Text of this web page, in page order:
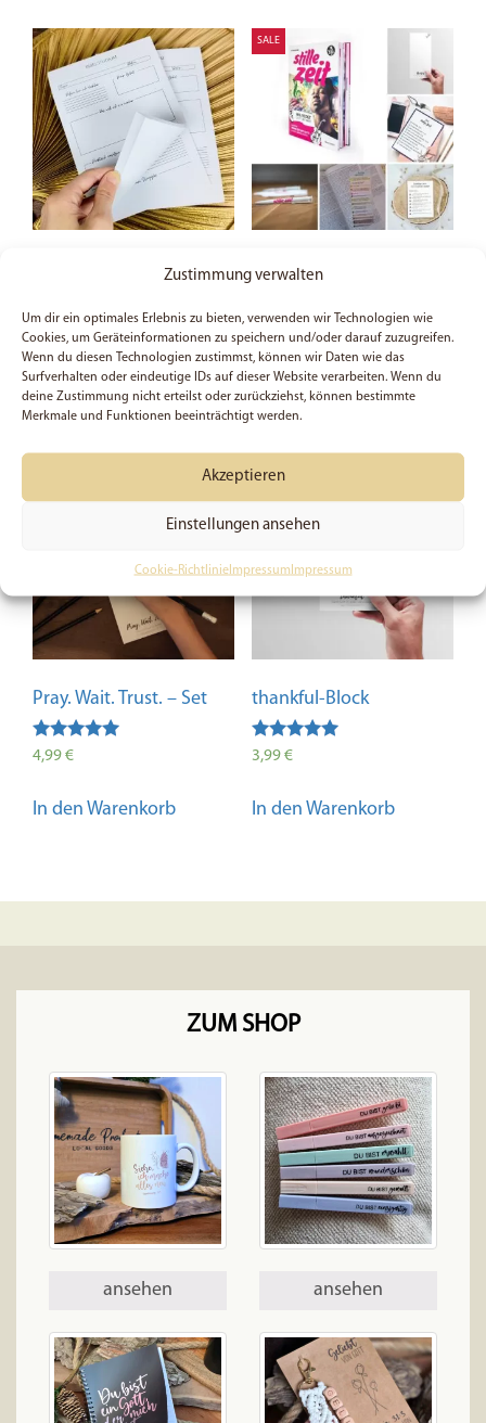
Zustimmung verwalten
Um dir ein optimales Erlebnis zu bieten, verwenden wir Technologien wie
Cookies, um Geräteinformationen zu speichern und/oder darauf zuzugreifen.
Wenn du diesen Technologien zustimmst, können wir Daten wie das
Surfverhalten oder eindeutige IDs auf dieser Website verarbeiten. Wenn du
deine Zustimmung nicht erteilst oder zurückziehst, können bestimmte
Merkmale und Funktionen beeinträchtigt werden.
Akzeptieren
Einstellungen ansehen
Cookie-RichtlinieImpressum Impressum
Bibelstudium-Block
Bewertet
mit
4.95
von 5
4,49€
In den Warenkorb
SALE
Biblestudy-Set
(Du sparst 28%)
In den Warenkorb
Pray. Wait. Trust. – Set
Bewertet mit
4,99€
In den Warenkorb
thankful-Block
Bewertet mit
3,99€
In den Warenkorb
ZUM SHOP
ansehen ansehen